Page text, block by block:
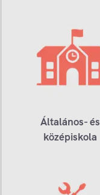
Általános- és
középiskola